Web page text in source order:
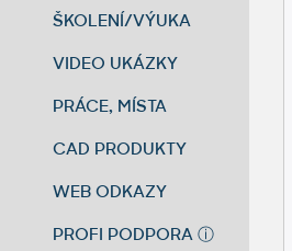
ŠKOLENÍ/VÝUKA
VIDEO UKÁZKY
PRÁCE, MÍSTA
CAD PRODUKTY
WEB ODKAZY
PROFI PODPORA ⓘ